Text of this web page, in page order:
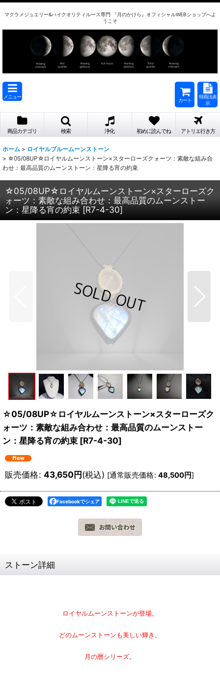
マクラメジュエリー&ハイクオリティルース専門 『月のかけら』オフィシャルWEBショップへよ
うこそ
メニュー
カート
特商法表
示
商品カテゴリ 検索 浄化 初めに読んでね アトリエ行き方
ホーム > ロイヤルブルームーンストーン
> ☆05/08UP☆ロイヤルムーンストーン×スターローズクォーツ：素敵な組み合
わせ：最高品質のムーンストーン：星降る宵の約束
☆05/08UP☆ロイヤルムーンストーン×スターローズク
ォーツ：素敵な組み合わせ：最高品質のムーンストー
ン：星降る宵の約束 [R7-4-30]
☆05/08UP☆ロイヤルムーンストーン×スターローズク
ォーツ：素敵な組み合わせ：最高品質のムーンストー
ン：星降る宵の約束 [R7-4-30]
販売価格: 43,650円(税込) [通常販売価格: 48,500円]
Facebookでシェア
ストーン詳細
ロイヤルムーンストーンが登場。
どのムーンストーンも美しい輝き。
月の暦シリーズ。